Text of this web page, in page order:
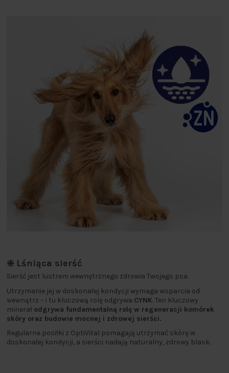
❇️ Lśniąca sierść
Sierść jest lustrem wewnętrznego zdrowia Twojego psa.
Utrzymanie jej w doskonałej kondycji wymaga wsparcia od
wewnątrz – i tu kluczową rolę odgrywa CYNK. Ten kluczowy
minerał odgrywa fundamentalną rolę w regeneracji komórek
skóry oraz budowie mocnej i zdrowej sierści.
Regularne posiłki z OptiVital pomagają utrzymać skórę w
doskonałej kondycji, a sierści nadają naturalny, zdrowy blask.